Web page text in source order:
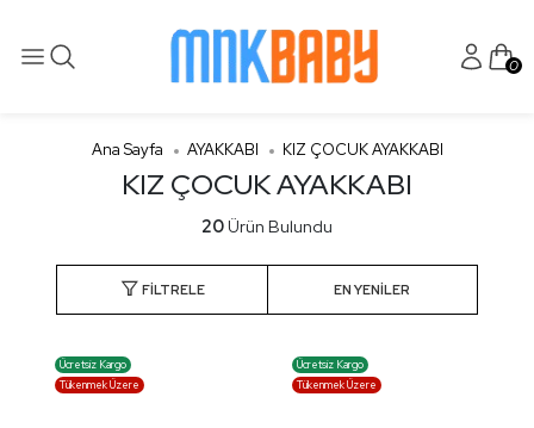
0
Ana Sayfa AYAKKABI KIZ ÇOCUK AYAKKABI
KIZ ÇOCUK AYAKKABI
20Ürün Bulundu
FILTRELE
Ücretsiz Kargo
Tükenmek Üzere
Ücretsiz Kargo
Tükenmek Üzere